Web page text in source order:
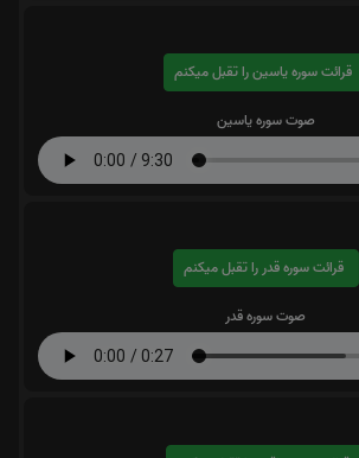
قرائت سوره یاسین را تقبل میکنم
صوت سوره یاسین
قرائت سوره قدر را تقبل میکنم
صوت سوره قدر